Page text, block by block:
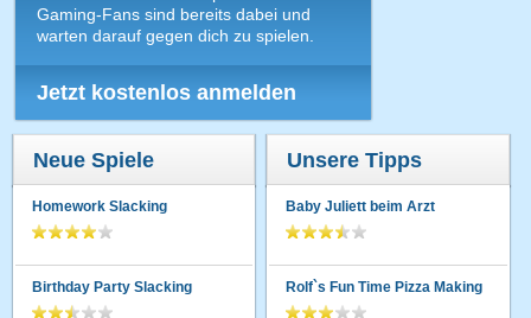
Gaming-Fans sind bereits dabei und
warten darauf gegen dich zu spielen.
Jetzt kostenlos anmelden
Neue Spiele
Homework Slacking
Birthday Party Slacking
Unsere Tipps
Baby Juliett beim Arzt
Rolf`s Fun Time Pizza Making